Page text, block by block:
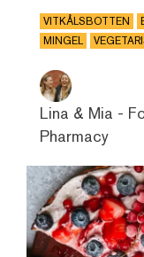
VITKÅLSBOTTEN
MINGEL
Lina & Mia -
Pharmacy